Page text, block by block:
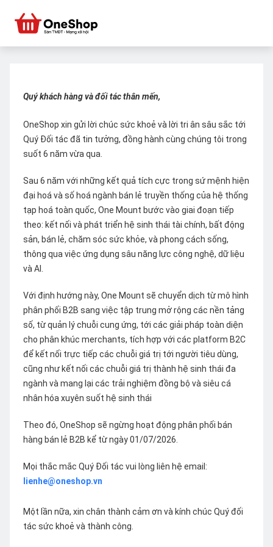
Quý khách hàng và đối tác thân mến,
OneShop xin gửi lời chúc sức khoẻ và lời tri ân sâu sắc tới
Quý Đối tác đã tin tưởng, đồng hành cùng chúng tôi trong
suốt 6 năm vừa qua.
Sau 6 năm với những kết quả tích cực trong sứ mệnh hiện
đại hoá và số hoá ngành bán lẻ truyền thống của hệ thống
tạp hoá toàn quốc, One Mount bước vào giai đoạn tiếp
theo: kết nối và phát triển hệ sinh thái tài chính, bất động
sản, bán lẻ, chăm sóc sức khỏe, và phong cách sống,
thông qua việc ứng dụng sâu năng lực công nghệ, dữ liệu
và AI.
Với định hướng này, One Mount sẽ chuyển dịch từ mô hình
phân phối B2B sang việc tập trung mở rộng các nền tảng
số, từ quản lý chuỗi cung ứng, tới các giải pháp toàn diện
cho phân khúc merchants, tích hợp với các platform B2C
để kết nối trực tiếp các chuỗi giá trị tới người tiêu dùng,
cũng như kết nối các chuỗi giá trị thành hệ sinh thái đa
ngành và mang lại các trải nghiệm đồng bộ và siêu cá
nhân hóa xuyên suốt hệ sinh thái
Theo đó, OneShop sẽ ngừng hoạt động phân phối bán
hàng bán lẻ B2B kể từ ngày 01/07/2026.
Mọi thắc mắc Quý Đối tác vui lòng liên hệ email:
lienhe@oneshop.vn
Một lần nữa, xin chân thành cảm ơn và kính chúc Quý đối
tác sức khoẻ và thành công.